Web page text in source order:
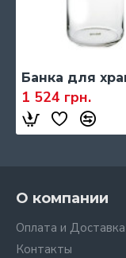
1 524 грн.
О компании
Оплата и Доставка
Контакты